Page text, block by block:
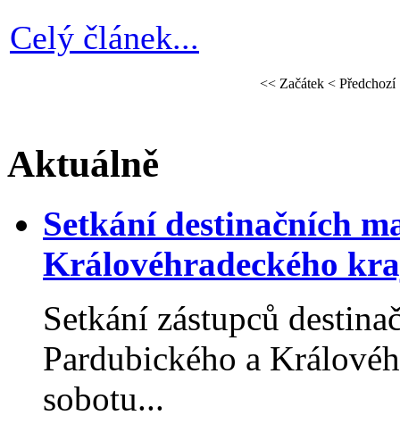
Celý článek...
<< Začátek < Předchozí
Aktuálně
Setkání destinačních
Královéhradeckého
Setkání zástupců
Pardubického a
sobotu...